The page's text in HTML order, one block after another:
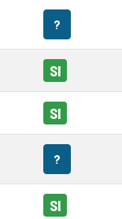
?
SI
SI
?
SI